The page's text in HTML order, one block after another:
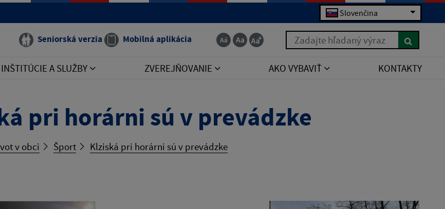
Slovenčina
Seniorská verzia Mobilná aplikácia Zadajte hľadaný výraz
INŠTITÚCIE A SLUŽBY ZVEREJŇOVANIE AKO VYBAVIŤ KONTAKTY
pri horárni sú v prevádzke
v obci Šport Klziská pri horárni sú v prevádzke